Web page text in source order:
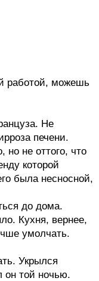
работой, можешь
Не
печени.
не оттого, что
которой
была несносной,
до дома.
Кухня, вернее,
умолчать.
Укрылся
он той ночью.